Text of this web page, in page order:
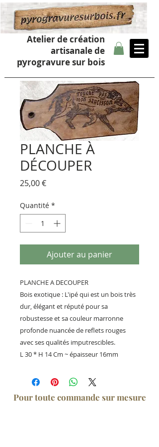
Atelier de création
artisanale de
pyrogravure sur bois
PLANCHE À
DÉCOUPER
25,00 €Prix
Quantité *
Ajouter au panier
PLANCHE A DECOUPER
Bois exotique : L'ipé qui est un bois très
dur, élégant et réputé pour sa
robustesse et sa couleur marronne
profonde nuancée de reflets rouges
avec ses qualités imputrescibles.
Pour toute commande sur mesure